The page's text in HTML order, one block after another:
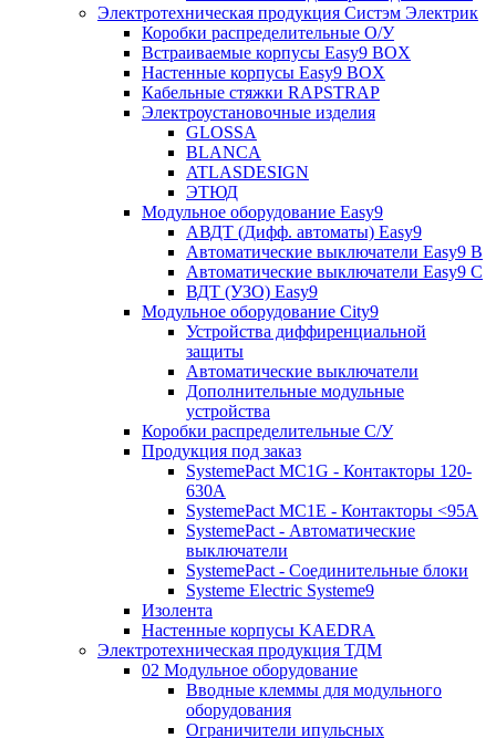
Электротехническая продукция Систэм Электрик
Коробки распределительные О/У
Встраиваемые корпусы Easy9 BOX
Настенные корпусы Easy9 BOX
Кабельные стяжки RAPSTRAP
Электроустановочные изделия
GLOSSA
BLANCA
ATLASDESIGN
ЭТЮД
Модульное оборудование Easy9
АВДТ (Дифф. автоматы) Easy9
Автоматические выключатели Easy9 В
Автоматические выключатели Easy9 С
ВДТ (УЗО) Easy9
Модульное оборудование City9
Устройства диффиренциальной
защиты
Автоматические выключатели
Дополнительные модульные
устройства
Коробки распределительные C/У
Продукция под заказ
SystemePact MC1G - Контакторы 120-
630A
SystemePact MC1E - Контакторы <95A
SystemePact - Автоматические
выключатели
SystemePact - Соединительные блоки
Systeme Electric Systeme9
Изолента
Настенные корпусы KAEDRA
Электротехническая продукция ТДМ
02 Модульное оборудование
Вводные клеммы для модульного
оборудования
Ограничители ипульсных